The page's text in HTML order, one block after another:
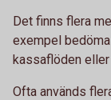
Det finns flera
exempel
kassaflöden eller
Ofta används